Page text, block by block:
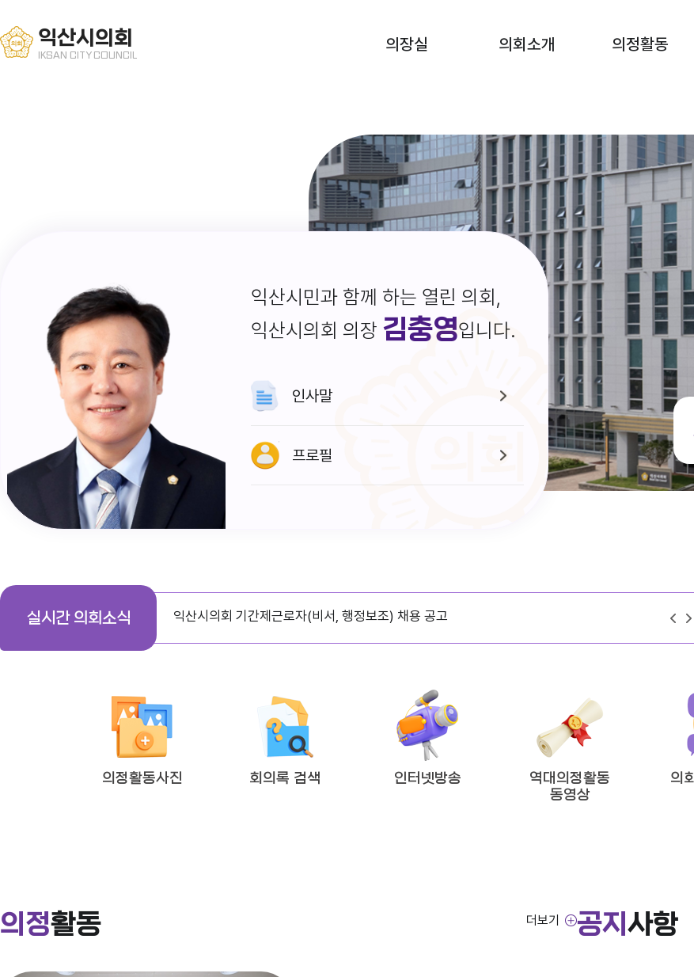
익산시의회
IKSAN CITY COUNCIL
의장실 의회소개 의정활동
익산시민과 함께 하는 열린 의회,
익산시의회 의장 김충영입니다.
인사말
프로필
실시간 의회소식 익산시의회 기간제근로자(비서, 행정보조) 채용 공고
2026년도 제4회 익산시의회 지방임기제공무원 채용시험 최종합격자 공고
2026년도 제4회 익산시의회 지방임기제공무원 채용시험 서류전형 합격자 및 면접일정 공고
의정활동사진 회의록 검색 인터넷방송
역대의정활동
동영상
의
의정활동 더보기 공지 사항